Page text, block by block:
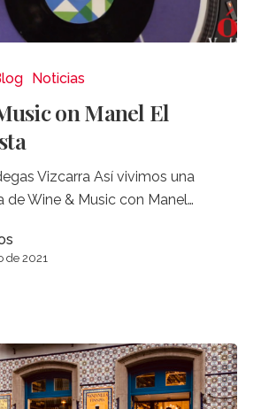
Noticias
on Manel El
Vizcarra Así vivimos una
de Wine & Music con Manel…
de 2021